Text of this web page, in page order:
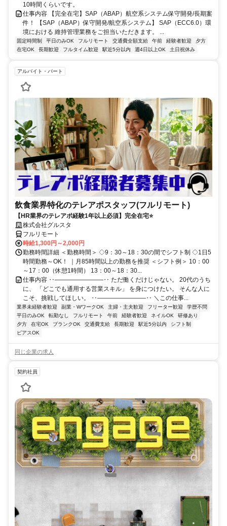
10時間くらいです。
仕事内容 【完全在宅】SAP（ABAP）航空系システム保守開発/長期案
件！ 【SAP（ABAP）保守開発/航空系システム】 SAP（ECC6.0）環
境における 維持管理業務をご担当いただきます。 ...
固定時間制 平日のみOK フルリモート 交通費全額支給 午前 経験者歓迎
夕方
在宅OK
長期歓迎 フルタイム歓迎 駅近5分以内 週4日以上OK 土日祝休み
アルバイト・パート
飲食業界特化のテレアポスタッフ(フルリモート)
【HR業界のテレアポ経験1年以上必須】完全在宅⭐
株式会社グルスタ
フルリモート
時給1,300円～2,000円
勤務時間詳細 ＜勤務時間＞ ◇9：30～18：30の間でシフト制 ◇1日5
時間勤務～OK！ ｜月85時間以上の勤務を推奨 ＜シフト例＞ 10：00
～17：00（休憩1時間） 13：00～18：30...
仕事内容 ‥――――――――‥ ただ働くだけじゃない。 20代のうち
に、 「どこでも通用する営業スキル」 を身につけたい。 そんな人に
こそ、挑戦してほしい。 ‥――――――――‥ ＼この仕事...
業界未経験者歓迎 副業・WワークOK 主婦・主夫歓迎 フリーター歓迎
学歴不問
平日のみOK
転勤なし フルリモート 午前 経験者歓迎 ネイルOK
研修あり
夕方
在宅OK ブランクOK 交通費支給 長期歓迎 駅近5分以内
シフト制
ピアスOK
同じ企業の求人
契約社員